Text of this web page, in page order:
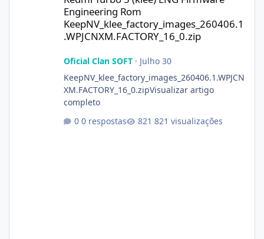
Engineering Rom
KeepNV_klee_factory_images_260406.1
.WPJCNXM.FACTORY_16_0.zip
Oficial Clan SOFT· Julho 30
KeepNV_klee_factory_images_260406.1.WPJCN
XM.FACTORY_16_0.zipVisualizar artigo
completo
0 respostas
821 visualizações